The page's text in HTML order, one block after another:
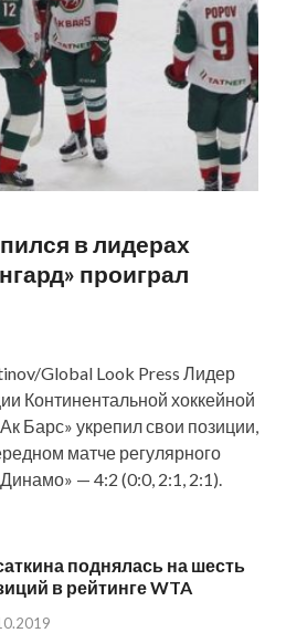
в лидерах
проиграл
Global Look Press Лидер
Континентальной хоккейной
Барс» укрепил свои позиции,
матче регулярного
— 4:2 (0:0, 2:1, 2:1).
поднялась на шесть
в рейтинге WTA